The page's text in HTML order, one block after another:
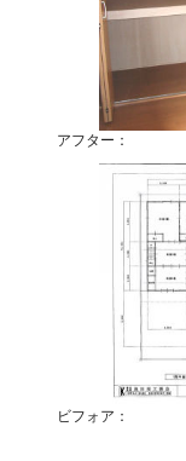
アフター：
ビフォア：